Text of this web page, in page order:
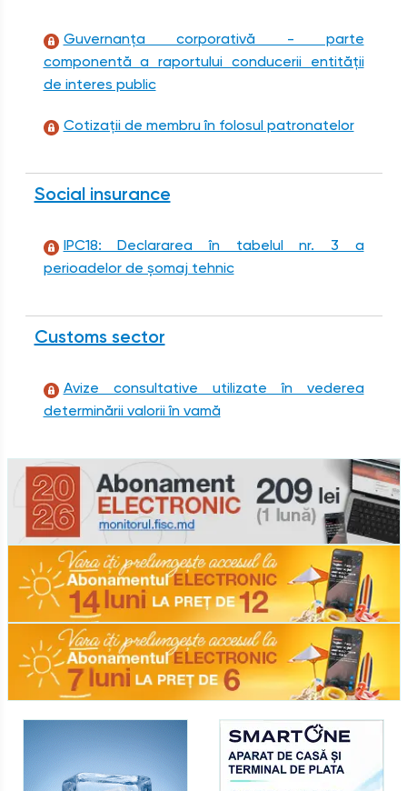
Guvernanța corporativă - parte
componentă a raportului conducerii entității
de interes public
Cotizații de membru în folosul patronatelor
Social insurance
IPC18: Declararea în tabelul nr. 3 a
perioadelor de șomaj tehnic
Customs sector
Avize consultative utilizate în vederea
determinării valorii în vamă